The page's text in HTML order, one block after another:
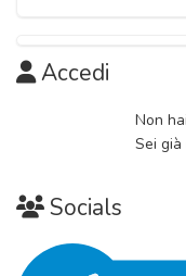
Accedi
Non
Sei
Socials